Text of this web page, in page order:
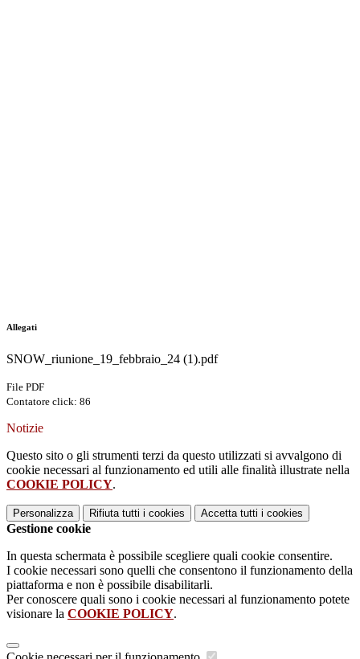
Allegati
SNOW_riunione_19_febbraio_24 (1).pdf
File PDF
Contatore click: 86
Notizie
Questo sito o gli strumenti terzi da questo utilizzati si avvalgono di
cookie necessari al funzionamento ed utili alle finalità illustrate nella
COOKIE POLICY.
Personalizza Rifiuta tutti i cookies Accetta tutti i cookies
Gestione cookie
In questa schermata è possibile scegliere quali cookie consentire.
I cookie necessari sono quelli che consentono il funzionamento della
piattaforma e non è possibile disabilitarli.
Per conoscere quali sono i cookie necessari al funzionamento potete
visionare la COOKIE POLICY.